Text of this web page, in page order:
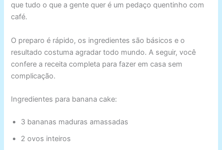
que tudo o que a gente quer é um pedaço quentinho com
café.
O preparo é rápido, os ingredientes são básicos e o
resultado costuma agradar todo mundo. A seguir, você
confere a receita completa para fazer em casa sem
complicação.
Ingredientes para banana cake:
3 bananas maduras amassadas
2 ovos inteiros